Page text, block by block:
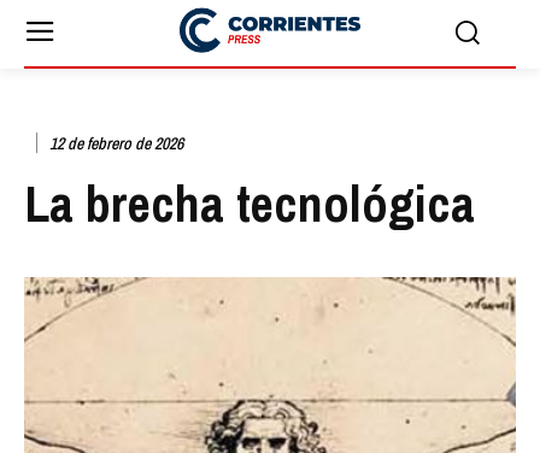
12 de febrero de 2026
La brecha tecnológica